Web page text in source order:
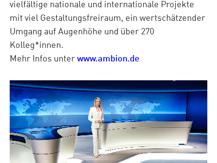
vielfältige nationale und internationale Projekte
mit viel Gestaltungsfreiraum, ein wertschätzender
Umgang auf Augenhöhe und über 270
Kolleg*innen.
Mehr Infos unter www.ambion.de